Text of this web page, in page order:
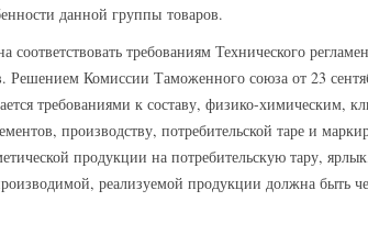
данной группы товаров.
требованиям Технического
Комиссии Таможенного союза от 23
требованиями к составу, физико-химическим,
производству, потребительской таре и
продукции на потребительскую тару,
реализуемой продукции должна быть